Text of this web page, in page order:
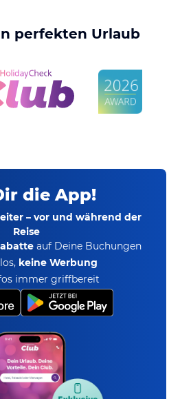
perfekten Urlaub
die App!
– vor und während der
Reise
auf Deine Buchungen
keine Werbung
immer griffbereit